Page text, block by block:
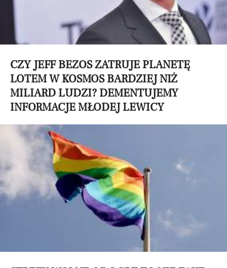
CZY JEFF BEZOS ZATRUJE PLANETĘ
LOTEM W KOSMOS BARDZIEJ NIŻ
MILIARD LUDZI? DEMENTUJEMY
INFORMACJE MŁODEJ LEWICY